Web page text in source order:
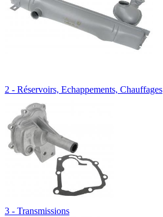
2 - Réservoirs, Echappements, Chauffages
3 - Transmissions